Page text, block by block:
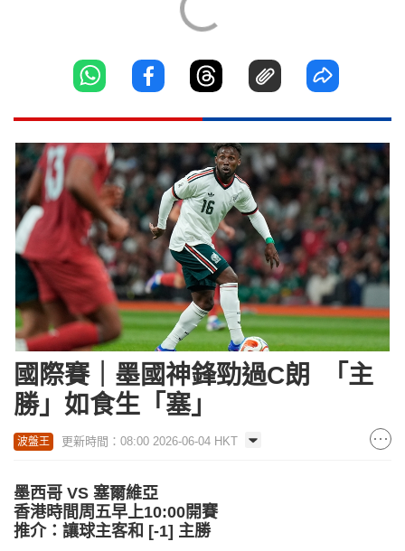
國際賽｜墨國神鋒勁過C朗 「主
勝」如食生「塞」
波盤王 更新時間：08:00 2026-06-04 HKT
墨西哥 VS 塞爾維亞
香港時間周五早上10:00開賽
推介：讓球主客和 [-1] 主勝